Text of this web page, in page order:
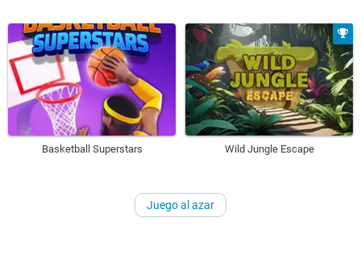
Basketball Superstars Wild Jungle Escape
Juego al azar